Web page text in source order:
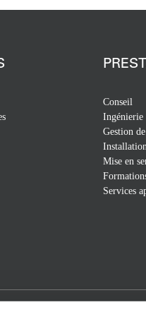
Conseil
Ingénierie
Gestion
Installation
Mise en
Services